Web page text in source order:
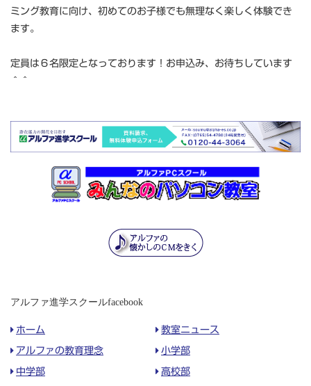
ミング教育に向け、初めてのお子様でも無理なく楽しく体験でき
ます。
定員は６名限定となっております！お申込み、お待ちしています
＾＾
アルファ進学スクールfacebook
ホーム 教室ニュース
アルファの教育理念 小学部
中学部 高校部